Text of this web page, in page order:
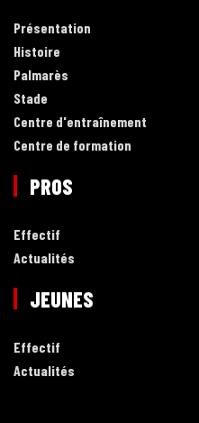
Présentation
Histoire
Palmarès
Stade
Centre d'entraînement
Centre de formation
PROS
Effectif
Actualités
JEUNES
Effectif
Actualités